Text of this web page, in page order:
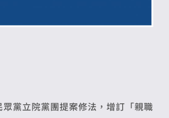
黨立院黨團提案修法，增訂「親職